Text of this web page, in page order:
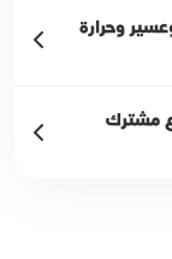
وحرارة
مشترك